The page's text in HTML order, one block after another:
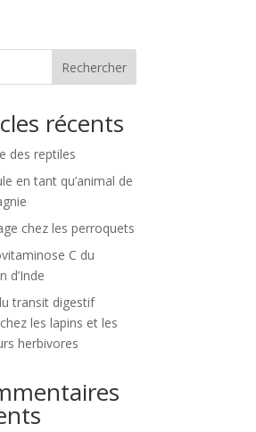
Rechercher
récents
des reptiles
en tant qu’animal de
chez les perroquets
C du
d’Inde
transit digestif
les lapins et les
herbivores